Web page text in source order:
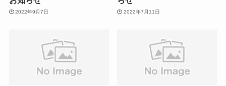
2022年9月7日 2022年7月11日